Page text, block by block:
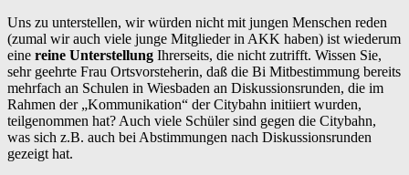
Uns zu unterstellen, wir würden nicht mit jungen Menschen reden
(zumal wir auch viele junge Mitglieder in AKK haben) ist wiederum
eine reine Unterstellung Ihrerseits, die nicht zutrifft. Wissen Sie,
sehr geehrte Frau Ortsvorsteherin, daß die Bi Mitbestimmung bereits
mehrfach an Schulen in Wiesbaden an Diskussionsrunden, die im
Rahmen der „Kommunikation“ der Citybahn initiiert wurden,
teilgenommen hat? Auch viele Schüler sind gegen die Citybahn,
was sich z.B. auch bei Abstimmungen nach Diskussionsrunden
gezeigt hat.